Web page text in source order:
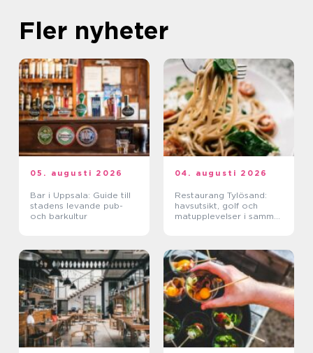
Fler nyheter
05. augusti 2026
Bar i Uppsala: Guide till
stadens levande pub-
och barkultur
04. augusti 2026
Restaurang Tylösand:
havsutsikt, golf och
matupplevelser i samma